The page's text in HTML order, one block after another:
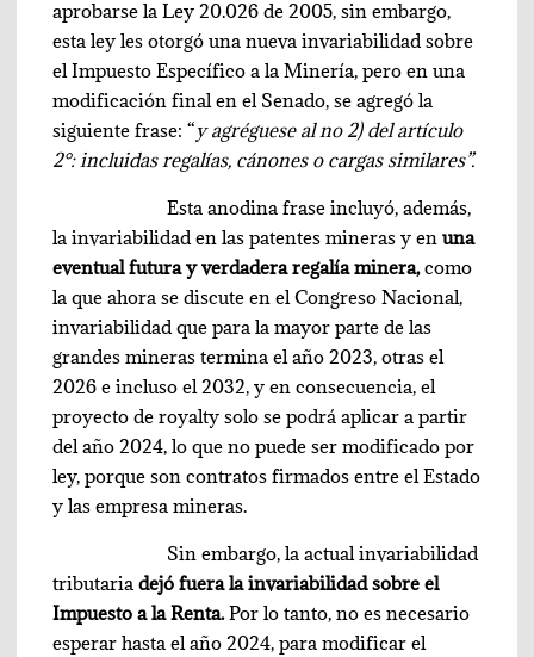
aprobarse la Ley 20.026 de 2005, sin embargo,
esta ley les otorgó una nueva invariabilidad sobre
el Impuesto Específico a la Minería, pero en una
modificación final en el Senado, se agregó la
siguiente frase: “y agréguese al no 2) del artículo
2°: incluidas regalías, cánones o cargas similares”.
Esta anodina frase incluyó, además,
la invariabilidad en las patentes mineras y enuna
eventual futura y verdadera regalía minera,como
la que ahora se discute en el Congreso Nacional,
invariabilidad que para la mayor parte de las
grandes mineras termina el año 2023, otras el
2026 e incluso el 2032, y en consecuencia, el
proyecto de royalty solo se podrá aplicar a partir
del año 2024, lo que no puede ser modificado por
ley, porque son contratos firmados entre el Estado
y las empresa mineras.
Sin embargo, la actual invariabilidad
tributariadejó fuera la invariabilidad sobre el
Impuesto a la Renta.Por lo tanto, no es necesario
esperar hasta el año 2024, para modificar el